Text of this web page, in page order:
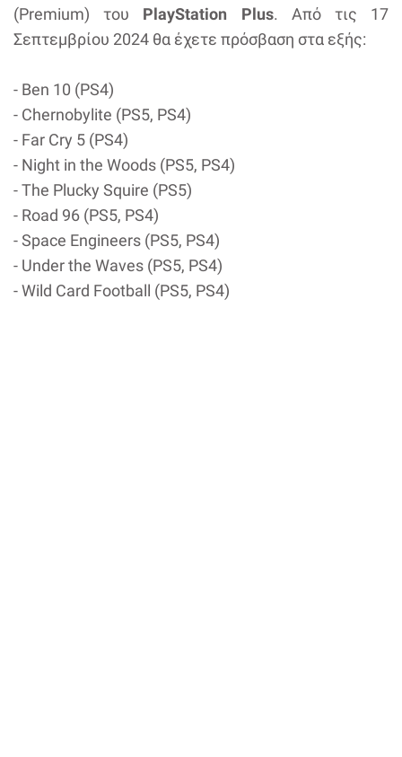
(Premium) του PlayStation Plus. Από τις 17
Σεπτεμβρίου 2024 θα έχετε πρόσβαση στα εξής:
- Ben 10 (PS4)
- Chernobylite (PS5, PS4)
- Far Cry 5 (PS4)
- Night in the Woods (PS5, PS4)
- The Plucky Squire (PS5)
- Road 96 (PS5, PS4)
- Space Engineers (PS5, PS4)
- Under the Waves (PS5, PS4)
- Wild Card Football (PS5, PS4)